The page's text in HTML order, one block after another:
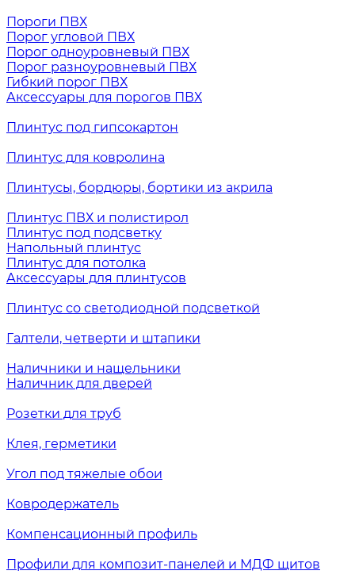
Пороги ПВХ
Порог угловой ПВХ
Порог одноуровневый ПВХ
Порог разноуровневый ПВХ
Гибкий порог ПВХ
Аксессуары для порогов ПВХ
Плинтус под гипсокартон
Плинтус для ковролина
Плинтусы, бордюры, бортики из акрила
Плинтус ПВХ и полистирол
Плинтус под подсветку
Напольный плинтус
Плинтус для потолка
Аксессуары для плинтусов
Плинтус со светодиодной подсветкой
Галтели, четверти и штапики
Наличники и нащельники
Наличник для дверей
Розетки для труб
Клея, герметики
Угол под тяжелые обои
Ковродержатель
Компенсационный профиль
Профили для композит-панелей и МДФ щитов